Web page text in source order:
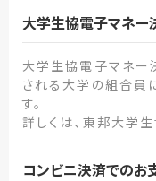
大学生協電子マネー
大学生協電子マネー
される大学の組合員
す。
詳しくは、東邦大学
コンビニ決済でのお